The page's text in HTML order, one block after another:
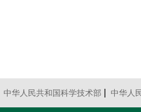
中华人民共和国科学技术部 中华人